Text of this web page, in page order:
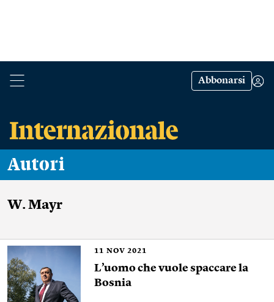
Abbonarsi
Autori
W. Mayr
11 NOV 2021
L’uomo che vuole spaccare la
Bosnia